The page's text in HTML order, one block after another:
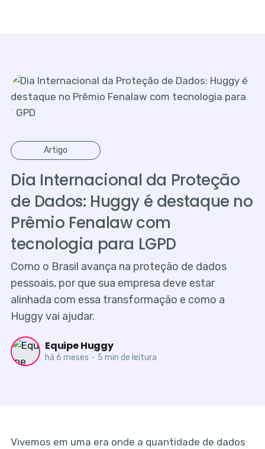
Artigo
Dia Internacional da Proteção
de Dados: Huggy é destaque no
Prêmio Fenalaw com
tecnologia para LGPD
Como o Brasil avança na proteção de dados
pessoais, por que sua empresa deve estar
alinhada com essa transformação e como a
Huggy vai ajudar.
Equipe Huggy
há 6 meses • 5 min de leitura
Vivemos em uma era onde a quantidade de dados